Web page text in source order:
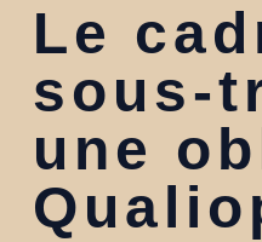
Le
sous-
une